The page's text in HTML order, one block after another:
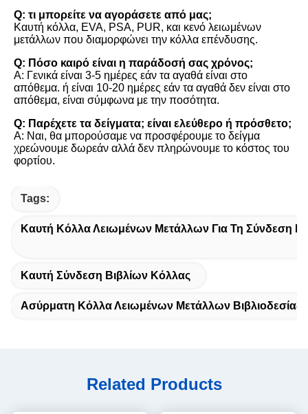
Q: τι μπορείτε να αγοράσετε από μας;
Καυτή κόλλα, EVA, PSA, PUR, και κενό λειωμένων
μετάλλων που διαμορφώνει την κόλλα επένδυσης.
Q: Πόσο καιρό είναι η παράδοσή σας χρόνος;
Α: Γενικά είναι 3-5 ημέρες εάν τα αγαθά είναι στο
απόθεμα. ή είναι 10-20 ημέρες εάν τα αγαθά δεν είναι στο
απόθεμα, είναι σύμφωνα με την ποσότητα.
Q: Παρέχετε τα δείγματα; είναι ελεύθερο ή πρόσθετο;
Α: Ναι, θα μπορούσαμε να προσφέρουμε το δείγμα
χρεώνουμε δωρεάν αλλά δεν πληρώνουμε το κόστος του
φορτίου.
Tags:
Καυτή Κόλλα Λειωμένων Μετάλλων Για Τη Σύνδεση
Καυτή Σύνδεση Βιβλίων Κόλλας
Ασύρματη Κόλλα Λειωμένων Μετάλλων Βιβλιοδεσίας
Related Products